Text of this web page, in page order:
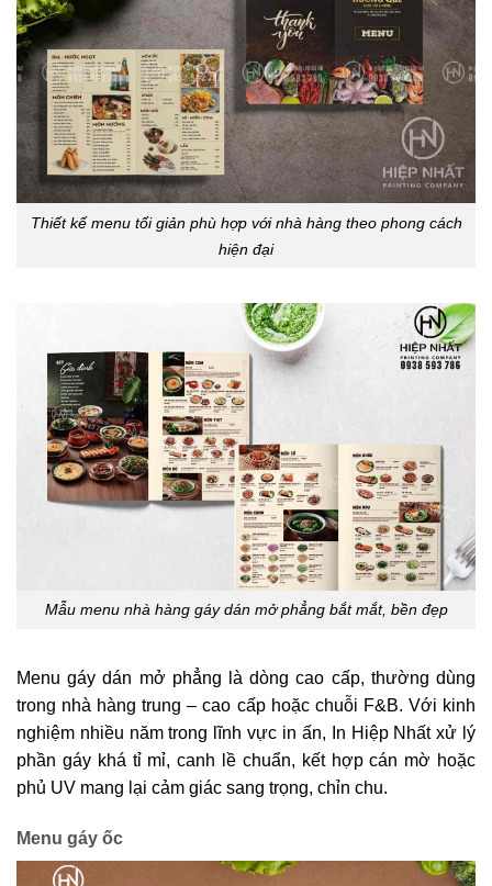
Thiết kế menu tối giản phù hợp với nhà hàng theo phong cách
hiện đại
Mẫu menu nhà hàng gáy dán mở phẳng bắt mắt, bền đẹp
Menu gáy dán mở phẳng là dòng cao cấp, thường dùng
trong nhà hàng trung – cao cấp hoặc chuỗi F&B. Với kinh
nghiệm nhiều năm trong lĩnh vực in ấn, In Hiệp Nhất xử lý
phần gáy khá tỉ mỉ, canh lề chuẩn, kết hợp cán mờ hoặc
phủ UV mang lại cảm giác sang trọng, chỉn chu.
Menu gáy ốc